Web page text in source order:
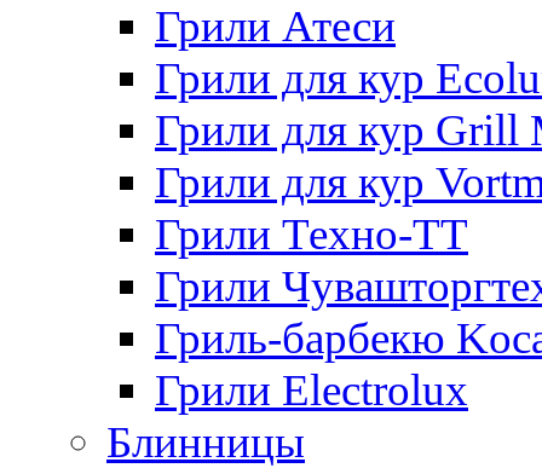
Грили Атеси
Грили для кур
Грили для кур Grill
Грили для кур
Грили Техно-ТТ
Грили
Гриль-барбекю
Грили Electrolux
Блинницы